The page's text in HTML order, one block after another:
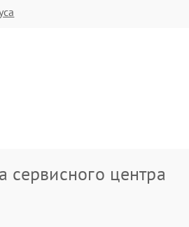
сервисного центра